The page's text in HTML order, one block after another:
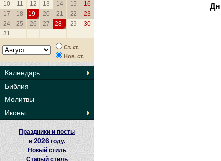
10
11 12 13 14 15
16
17
18 19 20 21 22
23
24
25 26 27 28 29
30
31
Ст. ст.
Нов. ст.
Календарь
Библия
Молитвы
Иконы
Праздники и посты
в2026 году.
Новый стиль
Старый стиль